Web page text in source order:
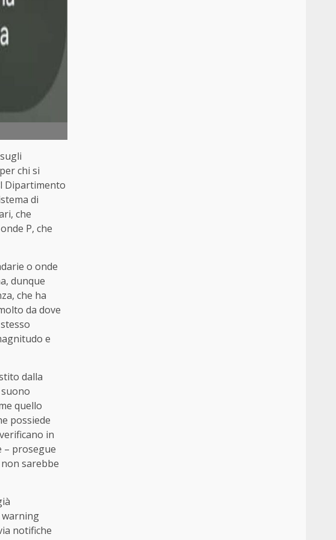
chi si
Dipartimento
di
che
P, che
o onde
dunque
che ha
da dove
e
dalla
quello
possiede
in
– prosegue
sarebbe
warning
notifiche